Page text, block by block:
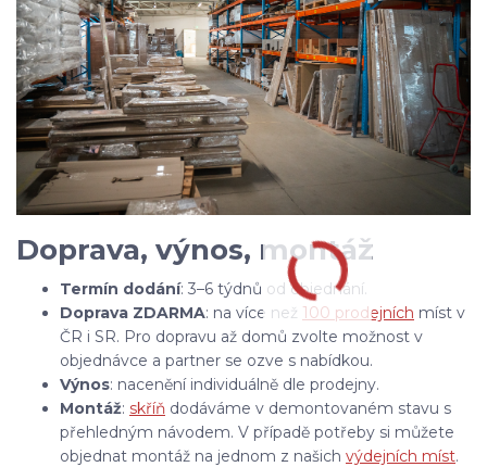
Doprava, výnos, montáž
Termín dodání: 3–6 týdnů od objednání.
Doprava ZDARMA: na více než 100 prodejních míst v
ČR i SR. Pro dopravu až domů zvolte možnost v
objednávce a partner se ozve s nabídkou.
Výnos: nacenění individuálně dle prodejny.
Montáž: skříň dodáváme v demontovaném stavu s
přehledným návodem. V případě potřeby si můžete
objednat montáž na jednom z našich výdejních míst.